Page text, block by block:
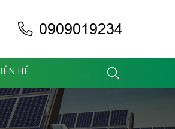
0909019234
HỆ